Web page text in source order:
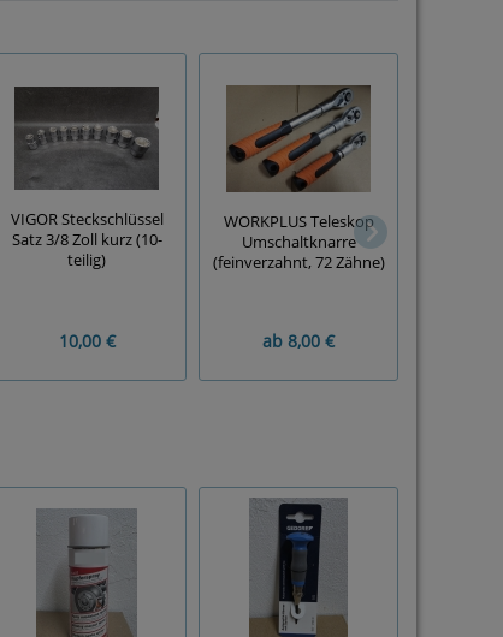
VIGOR Steckschlüssel
Satz 3/8 Zoll kurz (10-
teilig)
10,00 €
WORKPLUS Teleskop
Umschaltknarre
(feinverzahnt, 72 Zähne)
ab 8,00 €